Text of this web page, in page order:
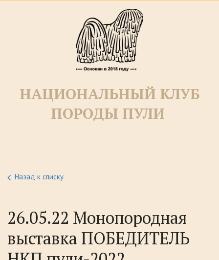
НАЦИОНАЛЬНЫЙ КЛУБ
ПОРОДЫ ПУЛИ­­
Назад к списку
26.05.22 Монопородная
выставка ПОБЕДИТЕЛЬ